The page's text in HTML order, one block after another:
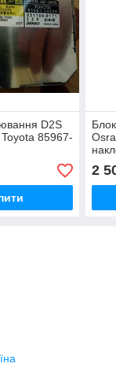
D2S
85967-
pin
D3/1
2